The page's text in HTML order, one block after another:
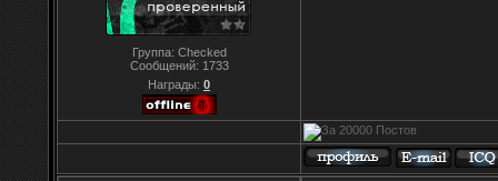
Группа: Checked
Сообщений: 1733
Награды: 0